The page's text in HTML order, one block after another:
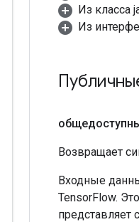
Из класса
Из
Возвращает
Входные
TensorFlow.
представляет